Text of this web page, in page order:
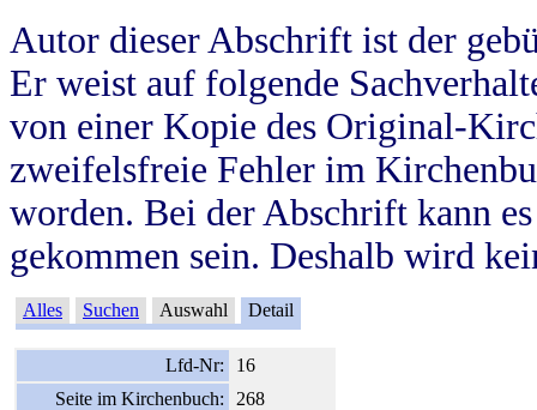
Autor dieser Abschrift ist der
Er weist auf folgende
von einer Kopie des Original-
zweifelsfreie Fehler im
worden. Bei der Abschrift kann
gekommen sein. Deshalb wird
Alles Suchen Auswahl Detail
Lfd-Nr:
16
Seite im Kirchenbuch:
268